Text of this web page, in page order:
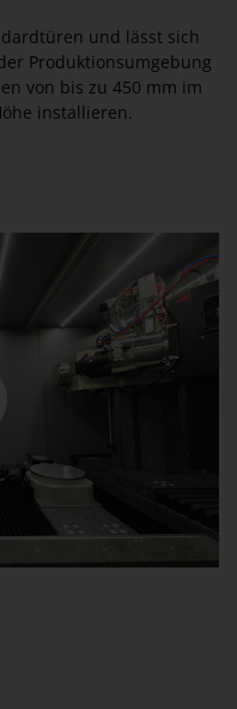
und lässt sich
Produktionsumgebung
von bis zu 450 mm im
installieren.